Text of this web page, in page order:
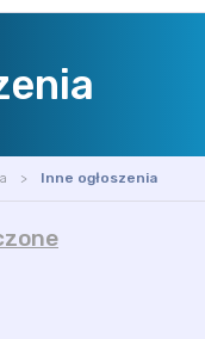
Inne ogłoszenia